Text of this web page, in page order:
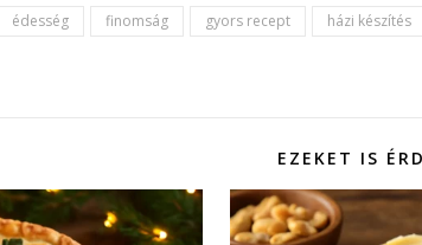
édesség finomság gyors recept házi készítés
EZEKET IS